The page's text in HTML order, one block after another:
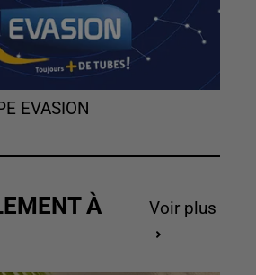
EVASION
À
Voir plus